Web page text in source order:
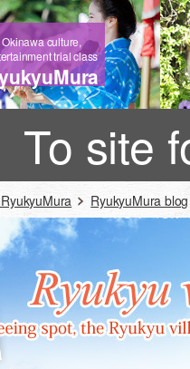
Okinawa culture,
trial class
To site
RyukyuMura blog